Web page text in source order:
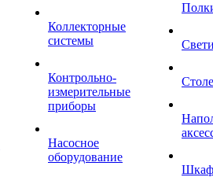
Коллекторные
системы
Контрольно-
измерительные
приборы
Насосное
оборудование